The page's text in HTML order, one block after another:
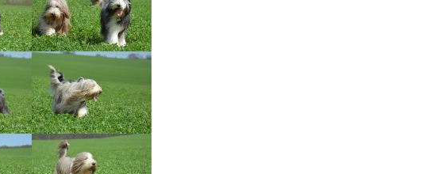
Štěňátka „P“
štěňátka „O“
štěňátka „N“
štěňátka „M“
štěňátka „L“
Tabulka dědičnosti barev
Bearded collie a DLK
Bearded collie a CEA
Progresivní retinální
atrofie a bearded collie